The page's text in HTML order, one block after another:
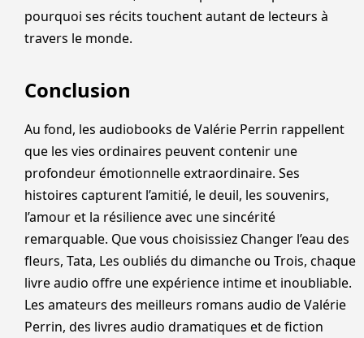
pourquoi ses récits touchent autant de lecteurs à
travers le monde.
Conclusion
Au fond, les audiobooks de Valérie Perrin rappellent
que les vies ordinaires peuvent contenir une
profondeur émotionnelle extraordinaire. Ses
histoires capturent l’amitié, le deuil, les souvenirs,
l’amour et la résilience avec une sincérité
remarquable. Que vous choisissiez Changer l’eau des
fleurs, Tata, Les oubliés du dimanche ou Trois, chaque
livre audio offre une expérience intime et inoubliable.
Les amateurs des meilleurs romans audio de Valérie
Perrin, des livres audio dramatiques et de fiction